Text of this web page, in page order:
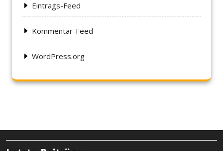
Eintrags-Feed
Kommentar-Feed
WordPress.org